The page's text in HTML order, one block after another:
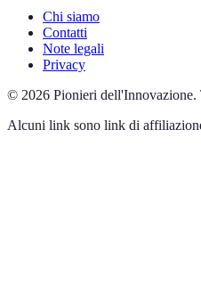
Chi siamo
Contatti
Note legali
Privacy
© 2026 Pionieri dell'Innovazione.
Alcuni link sono link di